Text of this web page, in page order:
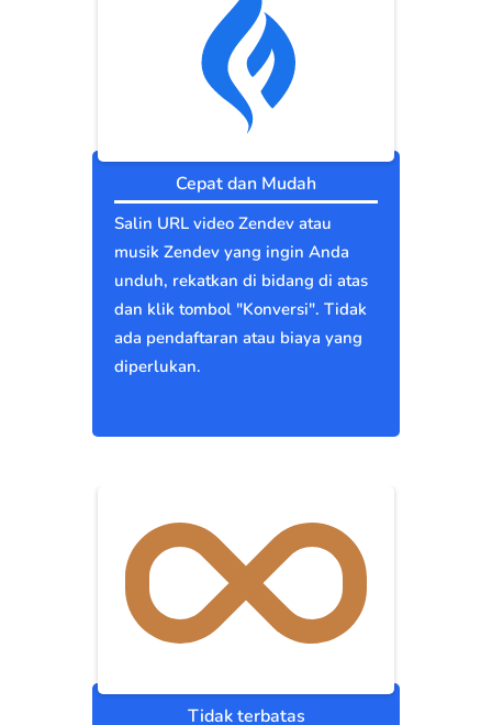
Cepat dan Mudah
Salin URL video Zendev atau
musik Zendev yang ingin Anda
unduh, rekatkan di bidang di atas
dan klik tombol "Konversi". Tidak
ada pendaftaran atau biaya yang
diperlukan.
Tidak terbatas